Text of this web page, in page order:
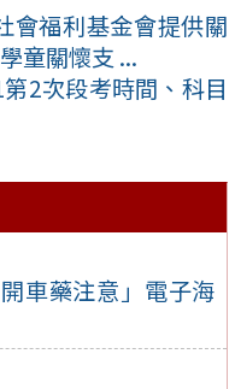
車藥注意」電子海
會福利基金會提供關
童關懷支 ...
2次段考時間、科目